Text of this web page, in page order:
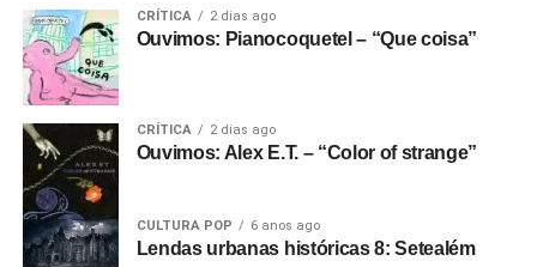
RELATED TOPICS: ARTES MARCIAIS
JOHN JACOBS
MUSCULAÇÃO PASTORES POWER TEAM
CRÍTICA 2 dias ago
Ouvimos: Pianocoquetel – “Que coisa”
CRÍTICA 2 dias ago
Ouvimos: Alex E.T. – “Color of strange”
CULTURA POP 6 anos ago
Lendas urbanas históricas 8: Setealém